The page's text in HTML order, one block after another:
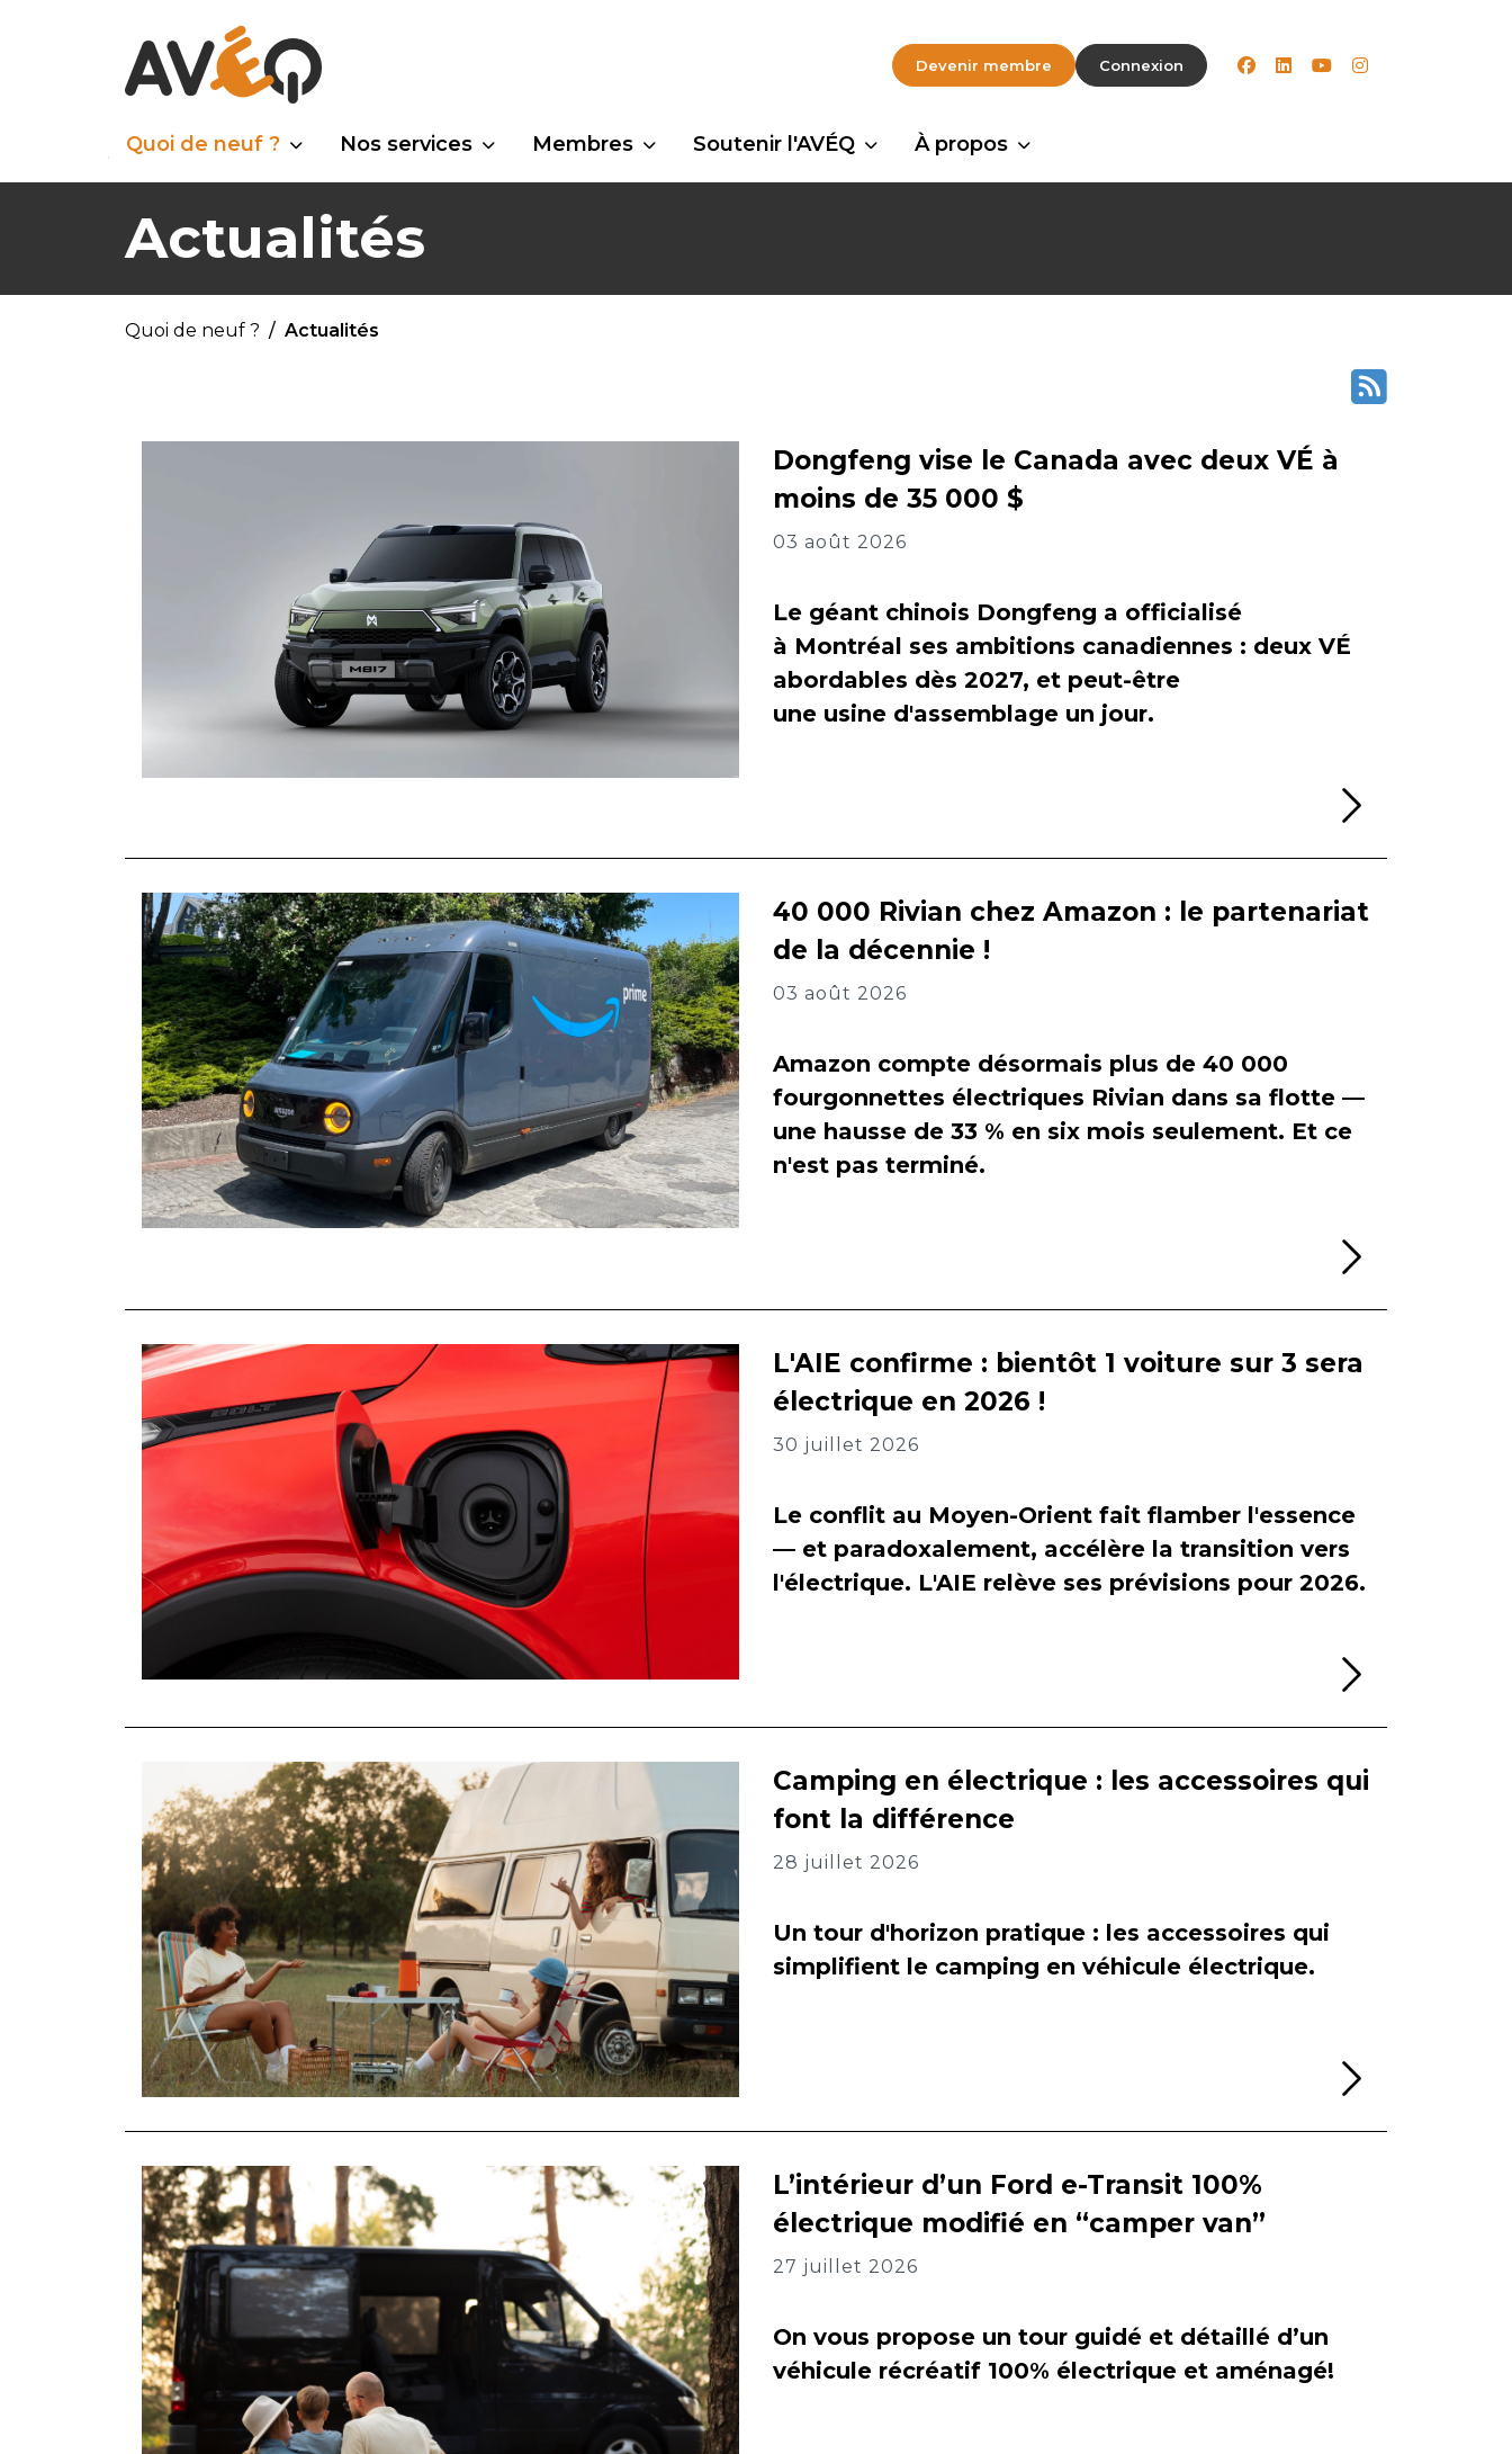
Devenir membre Connexion facebook
linkedinyoutubeinstagram
Quoi de neuf ? Nos services Membres Soutenir l'AVÉQ À propos
Actualités
Quoi de neuf ? Actualités
Dongfeng vise le Canada avec deux VÉ à
moins de 35 000 $
03 août 2026
Le géant chinois Dongfeng a officialisé
à Montréal ses ambitions canadiennes : deux VÉ
abordables dès 2027, et peut-être
une usine d'assemblage un jour.
40 000 Rivian chez Amazon : le partenariat
de la décennie !
03 août 2026
Amazon compte désormais plus de 40 000
fourgonnettes électriques Rivian dans sa flotte —
une hausse de 33 % en six mois seulement. Et ce
n'est pas terminé.
L'AIE confirme : bientôt 1 voiture sur 3 sera
électrique en 2026 !
30 juillet 2026
Le conflit au Moyen-Orient fait flamber l'essence
— et paradoxalement, accélère la transition vers
l'électrique. L'AIE relève ses prévisions pour 2026.
Camping en électrique : les accessoires qui
font la différence
28 juillet 2026
Un tour d'horizon pratique : les accessoires qui
simplifient le camping en véhicule électrique.
L’intérieur d’un Ford e-Transit 100%
électrique modifié en “camper van”
27 juillet 2026
On vous propose un tour guidé et détaillé d’un
véhicule récréatif 100% électrique et aménagé!